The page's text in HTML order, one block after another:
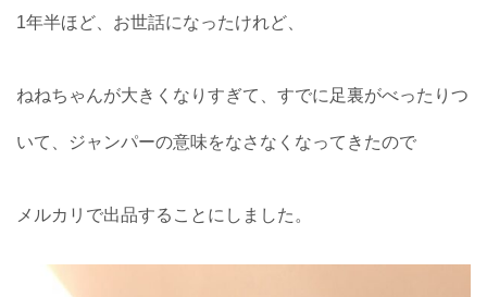
1年半ほど、お世話になったけれど、
ねねちゃんが大きくなりすぎて、すでに足裏がべったりつ
いて、ジャンパーの意味をなさなくなってきたので
メルカリで出品することにしました。